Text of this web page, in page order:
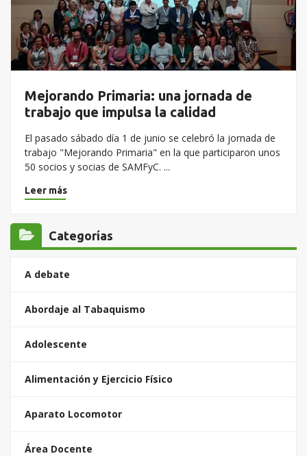
Mejorando Primaria: una jornada de
trabajo que impulsa la calidad
El pasado sábado día 1 de junio se celebró la jornada de
trabajo "Mejorando Primaria" en la que participaron unos
50 socios y socias de SAMFyC. ...
Leer más
Categorías
A debate
Abordaje al Tabaquismo
Adolescente
Alimentación y Ejercicio Físico
Aparato Locomotor
Área Docente